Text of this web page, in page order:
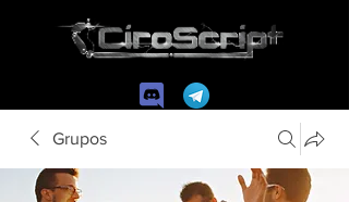
Grupos